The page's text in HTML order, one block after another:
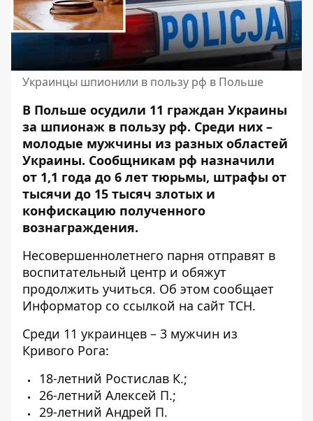
Украинцы шпионили в пользу рф в Польше
В Польше осудили 11 граждан Украины
за шпионаж в пользу рф. Среди них –
молодые мужчины из разных областей
Украины. Сообщникам рф назначили
от 1,1 года до 6 лет тюрьмы, штрафы от
тысячи до 15 тысяч злотых и
конфискацию полученного
вознаграждения.
Несовершеннолетнего парня отправят в
воспитательный центр и обяжут
продолжить учиться. Об этом сообщает
Информатор со ссылкой на сайт ТСН.
Среди 11 украинцев – 3 мужчин из
Кривого Рога:
18-летний Ростислав К.;
26-летний Алексей П.;
29-летний Андрей П.